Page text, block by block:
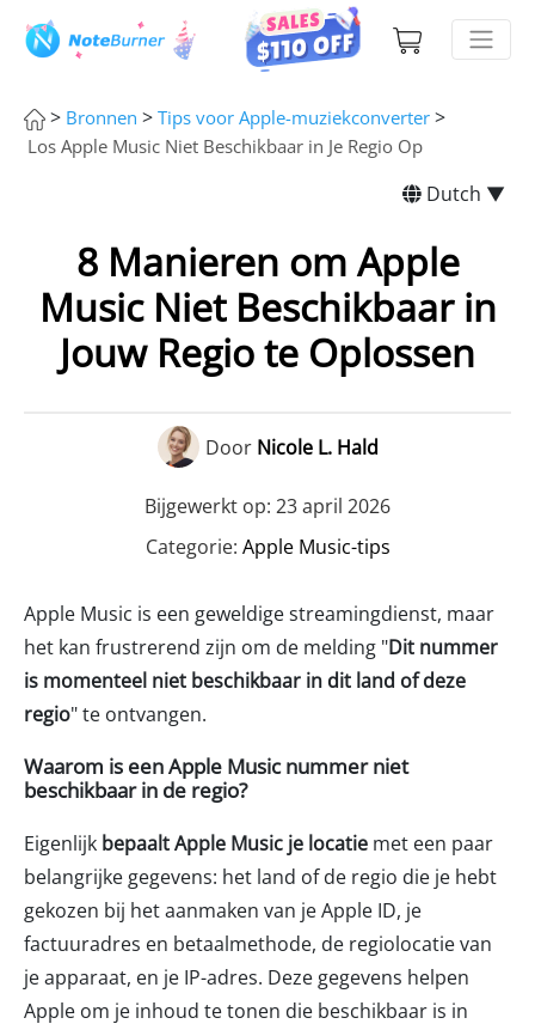
> Bronnen > Tips voor Apple-muziekconverter >
Los Apple Music Niet Beschikbaar in Je Regio Op
Dutch ▼
8 Manieren om Apple
Music Niet Beschikbaar in
Jouw Regio te Oplossen
Door Nicole L. Hald
Bijgewerkt op: 23 april 2026
Categorie: Apple Music-tips
Apple Music is een geweldige streamingdienst, maar
het kan frustrerend zijn om de melding "Dit nummer
is momenteel niet beschikbaar in dit land of deze
regio" te ontvangen.
Waarom is een Apple Music nummer niet
beschikbaar in de regio?
Eigenlijk bepaalt Apple Music je locatie met een paar
belangrijke gegevens: het land of de regio die je hebt
gekozen bij het aanmaken van je Apple ID, je
factuuradres en betaalmethode, de regiolocatie van
je apparaat, en je IP-adres. Deze gegevens helpen
Apple om je inhoud te tonen die beschikbaar is in